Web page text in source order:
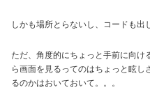
しかも場所とらないし、コードも出
ただ、角度的にちょっと手前に向け
ら画面を見るってのはちょっと眩
るのかはおいておいて。。。